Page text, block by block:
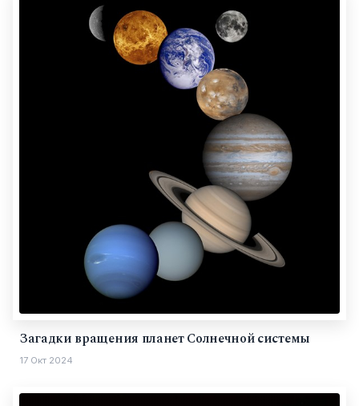
Загадки вращения планет Солнечной системы
17 Окт 2024